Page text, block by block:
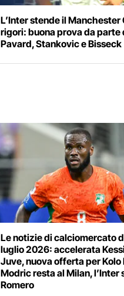
L’Inter stende il Manchester
rigori: buona prova da parte
Pavard, Stankovic e Bisseck
Le notizie di calciomercato
luglio 2026: accelerata
Juve, nuova offerta per Kolo
Modric resta al Milan, l’Inter
Romero